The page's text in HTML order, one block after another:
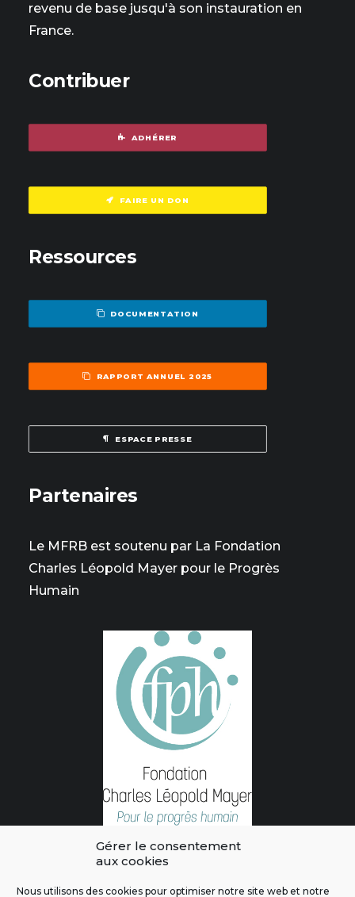
Gérer le consentement
aux cookies
Nous utilisons des cookies pour optimiser notre site web et notre
revenu de base jusqu'à son instauration en
France.
Contribuer
ADHÉRER
FAIRE UN DON
Ressources
DOCUMENTATION
RAPPORT ANNUEL 2025
ESPACE PRESSE
Partenaires
Le MFRB est soutenu par La Fondation
Charles Léopold Mayer pour le Progrès
Humain